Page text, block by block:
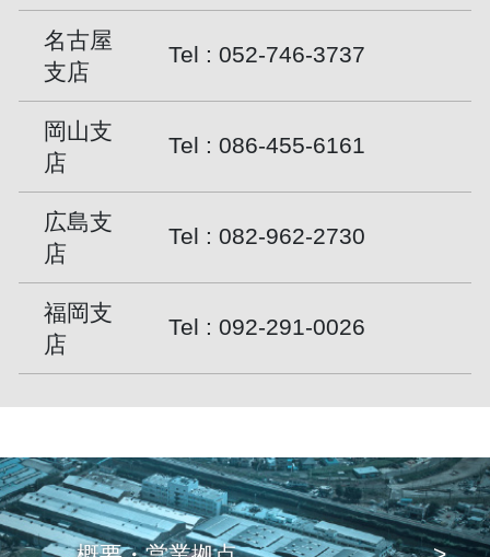
名古屋
支店
Tel : 052-746-3737
岡山支
店
Tel : 086-455-6161
広島支
店
Tel : 082-962-2730
福岡支
店
Tel : 092-291-0026